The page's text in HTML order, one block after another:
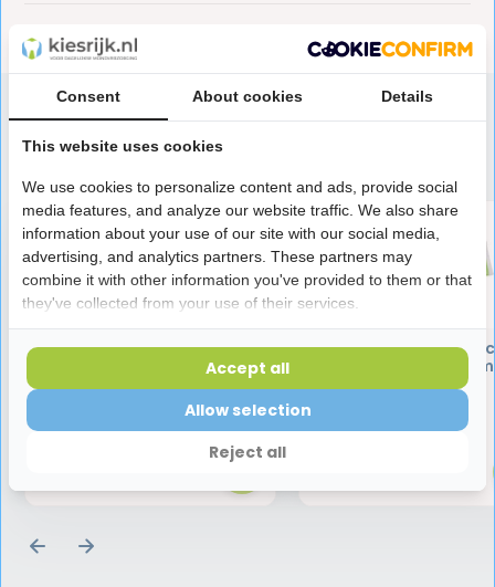
Reviews
Speciaal aanbevolen voor jou
Vitis Orthodontic
Mondspoeling - 500 ml
Vitis Orthodontic
tandpasta - 75
Consent About cookies Details
This website uses cookies
We use cookies to personalize content and ads, provide social
media features, and analyze our website traffic. We also share
information about your use of our site with our social media,
advertising, and analytics partners. These partners may
combine it with other information you've provided to them or that
they've collected from your use of their services.
Reject all
Allow selection
Accept all